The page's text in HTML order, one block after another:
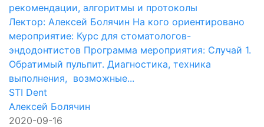
рекомендации, алгоритмы и протоколы
Лектор: Алексей Болячин На кого ориентировано
мероприятие: Курс для стоматологов-
эндодонтистов Программа мероприятия: Случай 1.
Обратимый пульпит. Диагностика, техника
выполнения, возможные...
STI Dent
Алексей Болячин
2020-09-16